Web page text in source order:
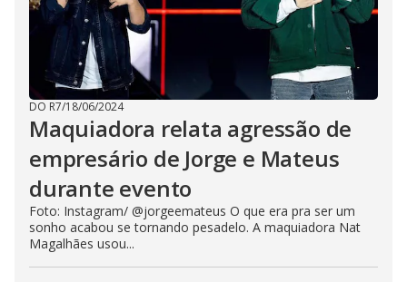
DO R7/18/06/2024
Maquiadora relata agressão de
empresário de Jorge e Mateus
durante evento
Foto: Instagram/ @jorgeemateus O que era pra ser um
sonho acabou se tornando pesadelo. A maquiadora Nat
Magalhães usou...